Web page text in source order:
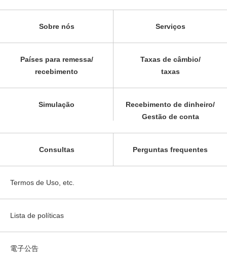
Sobre nós Serviços
Países para remessa/
recebimento
Taxas de câmbio/
taxas
Simulação
Recebimento de dinheiro/
Gestão de conta
Consultas Perguntas frequentes
Termos de Uso, etc.
Lista de políticas
電子公告